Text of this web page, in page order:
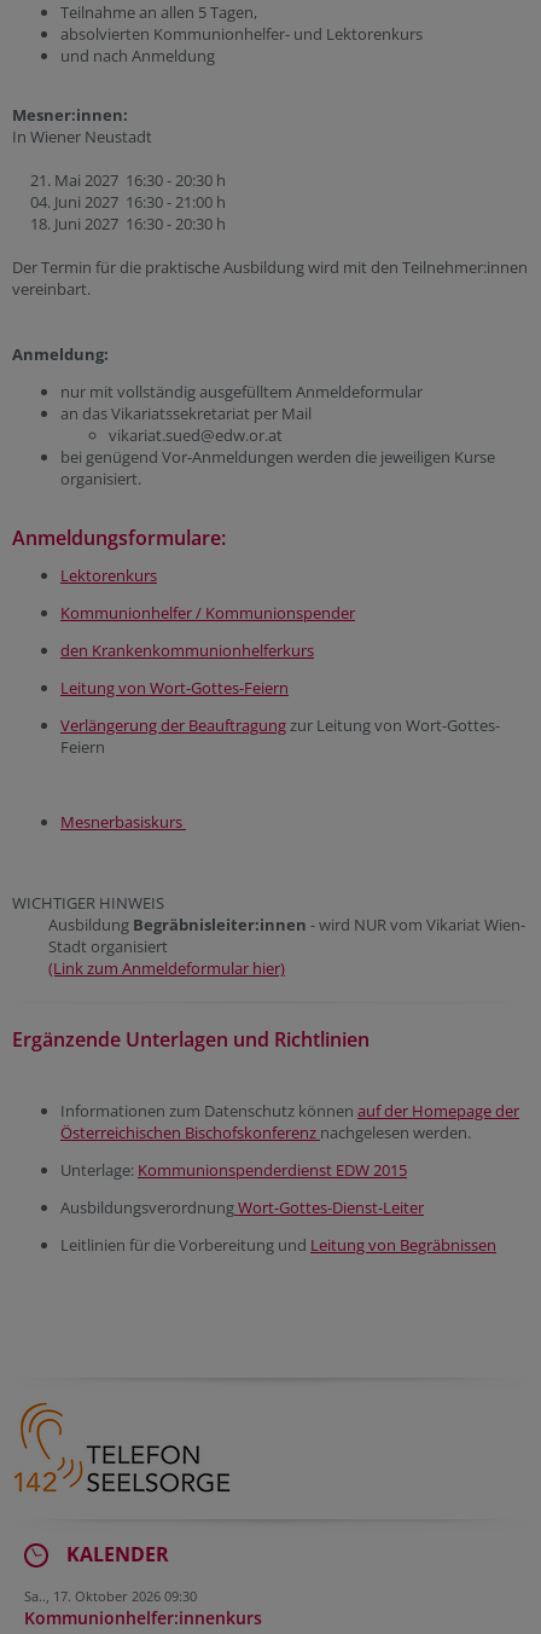
Teilnahme an allen 5 Tagen,
absolvierten Kommunionhelfer- und Lektorenkurs
und nach Anmeldung
Mesner:innen:
In Wiener Neustadt
21. Mai 2027 16:30 - 20:30 h
04. Juni 2027 16:30 - 21:00 h
18. Juni 2027 16:30 - 20:30 h
Der Termin für die praktische Ausbildung wird mit den Teilnehmer:innen
vereinbart.
Anmeldung:
nur mit vollständig ausgefülltem Anmeldeformular
an das Vikariatssekretariat per Mail
vikariat.sued@edw.or.at
bei genügend Vor-Anmeldungen werden die jeweiligen Kurse
organisiert.
Anmeldungsformulare:
Lektorenkurs
Kommunionhelfer/ Kommunionspender
den Krankenkommunionhelferkurs
Leitung von Wort-Gottes-Feiern
Verlängerung der Beauftragungzur Leitung von Wort-Gottes-
Feiern
Mesnerbasiskurs
WICHTIGER HINWEIS
Ausbildung Begräbnisleiter:innen - wird NUR vom Vikariat Wien-
Stadt organisiert
(Link zum Anmeldeformular hier)
Ergänzende Unterlagen und Richtlinien
Informationen zum Datenschutz können auf der Homepage der
Österreichischen Bischofskonferenz nachgelesen werden.
Unterlage: Kommunionspenderdienst EDW 2015
AusbildungsverordnungWort-Gottes-Dienst-Leiter
Leitlinien für die Vorbereitung und Leitung von Begräbnissen
KALENDER
Sa.., 17. Oktober 2026 09:30
Kommunionhelfer:innenkurs